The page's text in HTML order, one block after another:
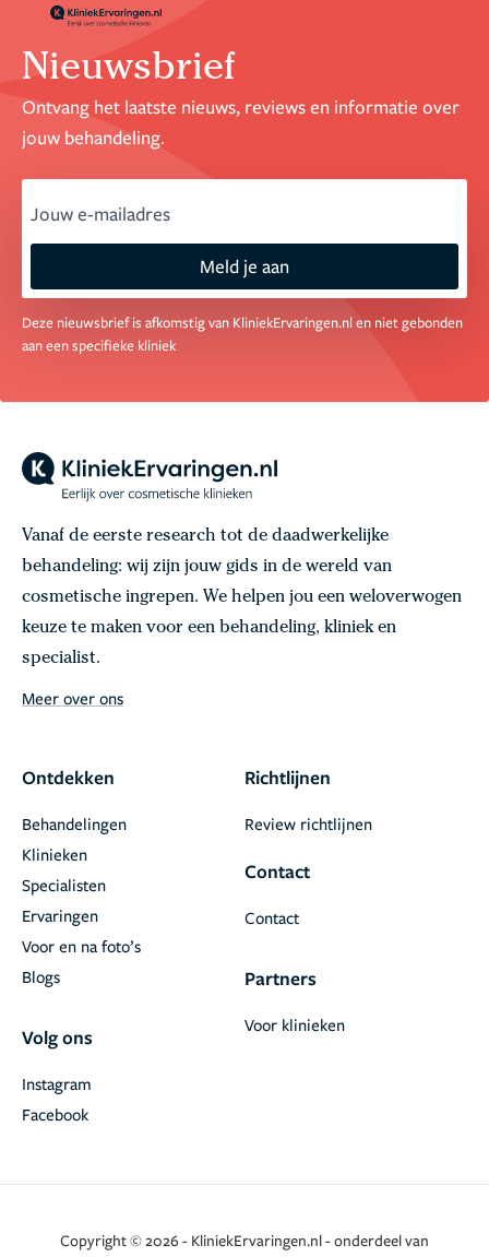
Nieuwsbrief
Ontvang het laatste nieuws, reviews en informatie over
jouw behandeling.
Meld je aan
Deze nieuwsbrief is afkomstig van KliniekErvaringen.nl en niet gebonden
aan een specifieke kliniek
Vanaf de eerste research tot de daadwerkelijke
behandeling: wij zijn jouw gids in de wereld van
cosmetische ingrepen. We helpen jou een weloverwogen
keuze te maken voor een behandeling, kliniek en
specialist.
Meer over ons
Ontdekken
Behandelingen
Klinieken
Specialisten
Ervaringen
Voor en na foto’s
Blogs
Volg ons
Facebook
Instagram
Richtlijnen
Review richtlijnen
Contact
Contact
Partners
Voor klinieken
Copyright © 2026 - KliniekErvaringen.nl - onderdeel van